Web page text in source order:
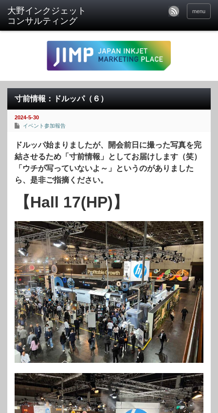
menu
寸前情報：ドルッパ（６）
2024-5-30
イベント参加報告
ドルッパ始まりましたが、開会前日に撮った写真を完
結させるため「寸前情報」としてお届けします（笑）
「ウチが写っていないよ～」というのがありました
ら、是非ご指摘ください。
【Hall 17(HP)】